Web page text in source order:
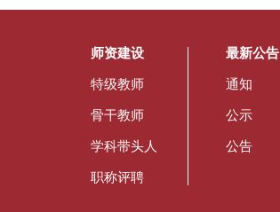
师资建设
特级教师
骨干教师
学科带头人
职称评聘
最新公告
通知
公示
公告